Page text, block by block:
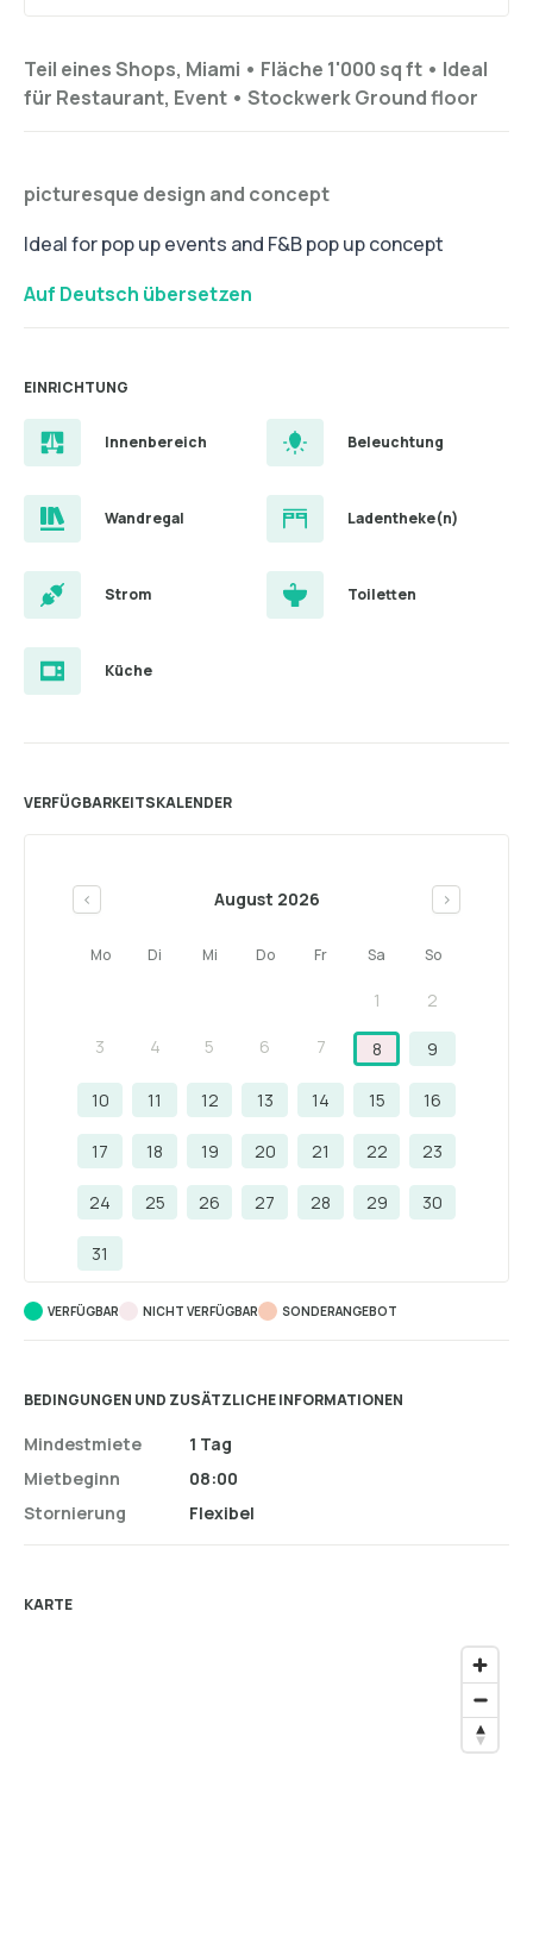
Teil eines Shops, Miami • Fläche 1'000 sq ft • Ideal
für Restaurant, Event • StockwerkGround floor
picturesque design and concept
Ideal for pop up events and F&B pop up concept
Auf Deutsch übersetzen
EINRICHTUNG
Innenbereich Beleuchtung
Wandregal Ladentheke(n)
Strom Toiletten
Küche
VERFÜGBARKEITSKALENDER
< August 2026 >
Mo Di Mi Do Fr Sa So
1 2
3 4 5 6 7 8 9
10 11 12 13 14 15 16
17 18 19 20 21 22 23
24 25 26 27 28 29 30
31
VERFÜGBAR NICHT VERFÜGBAR SONDERANGEBOT
BEDINGUNGEN UND ZUSÄTZLICHE INFORMATIONEN
Mindestmiete
Mietbeginn
Stornierung
1 Tag
08:00
Flexibel
KARTE